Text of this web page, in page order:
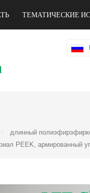
ТЕМАТИЧЕСКИЕ
длинный
PEEK, армированный